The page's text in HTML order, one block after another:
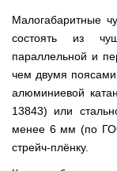
Малогабаритные
состоять из
параллельной и
чем двумя
алюминиевой
13843) или
менее 6 мм (по
стрейч-плёнку.